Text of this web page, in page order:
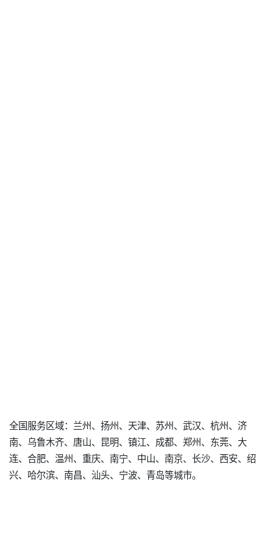
全国服务区域：兰州、扬州、天津、苏州、武汉、杭州、济
南、乌鲁木齐、唐山、昆明、镇江、成都、郑州、东莞、大
连、合肥、温州、重庆、南宁、中山、南京、长沙、西安、绍
兴、哈尔滨、南昌、汕头、宁波、青岛等城市。